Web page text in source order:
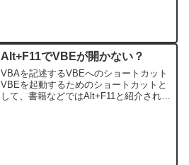
Alt+F11でVBEが開かない？
VBAを記述するVBEへのショートカット
VBEを起動するためのショートカットと
して、書籍などではAlt+F11と紹介されて